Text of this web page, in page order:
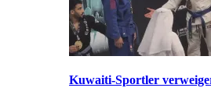
Kuwaiti-Sportler